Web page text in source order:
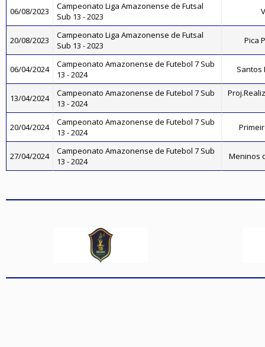
06/08/2023
Campeonato Liga Amazonense de Futsal
Sub 13 - 2023
20/08/2023
Campeonato Liga Amazonense de Futsal
Sub 13 - 2023
Pica
06/04/2024
Campeonato Amazonense de Futebol 7 Sub
13 - 2024
Santos
13/04/2024
Campeonato Amazonense de Futebol 7 Sub
13 - 2024
20/04/2024
Campeonato Amazonense de Futebol 7 Sub
13 - 2024
27/04/2024
Campeonato Amazonense de Futebol 7 Sub
13 - 2024
Meninos